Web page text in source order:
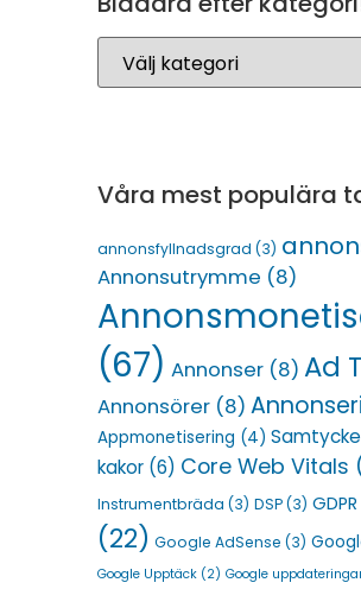
Våra mest populära
annonsfyllnadsgrad (3)
Annonsutrymme (8)
(67) Annonser (8) Ad
Annonsörer (8)
Appmonetisering (4)
kakor (6) Core Web Vitals
Instrumentbräda (3) DSP(3) GDPR
(22) Google AdSense (3)
Google Upptäck (2) Google